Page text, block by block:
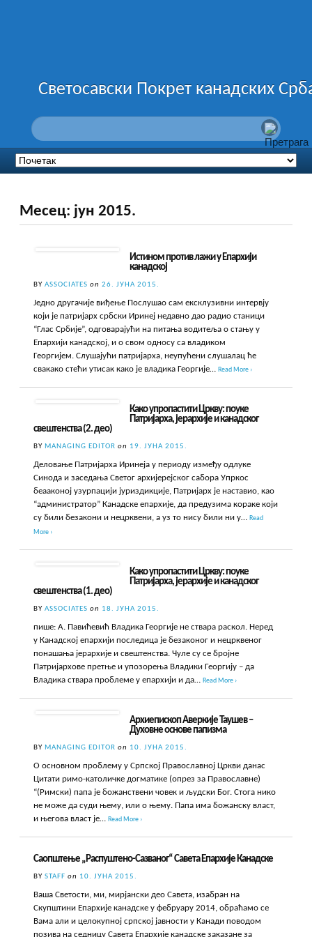
Светосавски Покрет канадских
Месец: јун 2015.
Истином против лажи у Епархији
канадској
BYASSOCIATES on 26. ЈУНА 2015.
Једно другачије виђење Послушао сам ексклузивни интервју
који је патријарх србски Иринеј недавно дао радио станици
“Глас Србије”, одговарајући на питања водитеља о стању у
Епархији канадској, и о свом односу са владиком
Георгијем. Слушајући патријарха, неупућени слушалац ће
свакако стећи утисак како је владика Георгије…Read More ›
Како упропастити Цркву: поуке
Патријарха, јерархије и канадског
свештенства (2. део)
BYMANAGING EDITOR on 19. ЈУНА 2015.
Деловање Патријарха Иринеја у периоду између одлуке
Синода и заседања Светог архијерејског сабора Упркос
беааконој узурпацији јуриздикције, Патријарх је наставио, као
“администратор” Канадске епархије, да предузима кораке који
су били безакони и нецрквени, а уз то нису били ни у…Read
More ›
Како упропастити Цркву: поуке
Патријарха, јерархије и канадског
свештенства (1. део)
BYASSOCIATES on 18. ЈУНА 2015.
пише: А. Павићевић Владика Георгије не ствара раскол. Неред
у Канадској епархији последица је безаконог и нецрквеног
понашања јерархије и свештенства. Чуле су се бројне
Патријархове претње и упозорења Владики Георгију – да
Владика ствара проблеме у епархији и да…Read More ›
Архиепископ Аверкије Таушев –
Духовне основе папизма
BYMANAGING EDITOR on 10. ЈУНА 2015.
О основном проблему у Српској Православној Цркви данас
Цитати римо-католичке догматике (опрез за Православне)
“(Римски) папа је божанствени човек и људски Бог. Стога нико
не може да суди њему, или о њему. Папа има божанску власт,
и његова власт је…Read More ›
Саопштење „Распуштено-Сазваног“ Савета Епархије Канадске
BYSTAFF on 10. ЈУНА 2015.
Ваша Светости, ми, мирјански део Савета, изабран на
Скупштини Епархије канадске у фебруару 2014, обраћамо се
Вама али и целокупној српској јавности у Канади поводом
позива на седницу Савета Епархије канадске заказане за